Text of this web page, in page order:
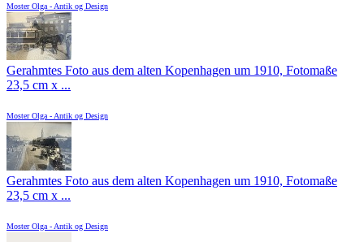
Moster Olga - Antik og Design
Gerahmtes Foto aus dem alten Kopenhagen um 1910, Fotomaße
23,5 cm x ...
Moster Olga - Antik og Design
Gerahmtes Foto aus dem alten Kopenhagen um 1910, Fotomaße
23,5 cm x ...
Moster Olga - Antik og Design